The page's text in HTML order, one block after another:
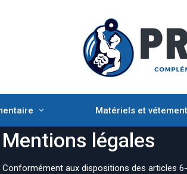
Matériels et
Mentions légales
Conformément aux dispositions des articles